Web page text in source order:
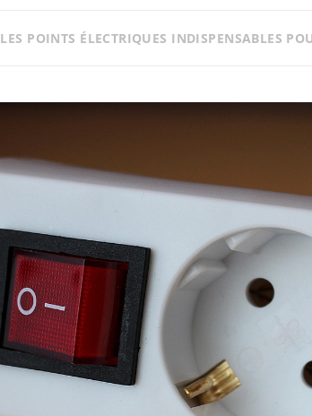
LES POINTS ÉLECTRIQUES INDISPENSABLES